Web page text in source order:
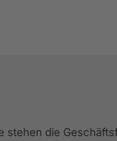
stehen die